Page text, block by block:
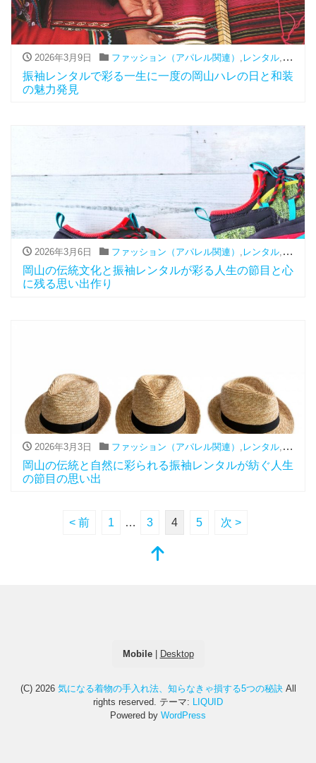
2026年3月9日 ファッション（アパレル関連） レンタル, 振袖
振袖レンタルで彩る一生に一度の岡山ハレの日と和装
の魅力発見
2026年3月6日 ファッション（アパレル関連） , レンタル, 振袖
岡山の伝統文化と振袖レンタルが彩る人生の節目と心
に残る思い出作り
2026年3月3日 ファッション（アパレル関連） レンタル, 振袖
岡山の伝統と自然に彩られる振袖レンタルが紡ぐ人生
の節目の思い出
< 前 1 … 3 4 5 次 >
Mobile| Desktop
(C) 2026 気になる着物の手入れ法、知らなきゃ損する5つの秘訣All
rights reserved. テーマ: LIQUID
Powered by WordPress